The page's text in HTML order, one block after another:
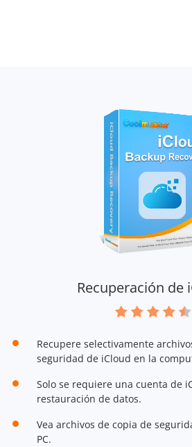
Recuperación de
Recupere selectivamente
seguridad de iCloud en la
Solo se requiere una cuenta de
restauración de datos.
Vea archivos de copia de
PC.